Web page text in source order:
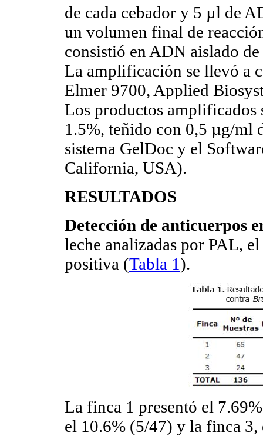
de cada cebador y 5 µl de
un volumen final de
consistió en ADN aislado
La amplificación se llevó a
Elmer 9700, Applied
Los productos amplificados
1.5%, teñido con 0,5 µg/ml
sistema GelDoc y el
California, USA).
RESULTADOS
Detección de anticuerpos
leche analizadas por PAL,
positiva (Tabla 1).
La finca 1 presentó el
el 10.6% (5/47) y la finca 3,